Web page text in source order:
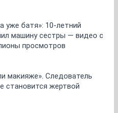
уже батя»: 10-летний
машину сестры — видео с
просмотров
макияже». Следователь
становится жертвой